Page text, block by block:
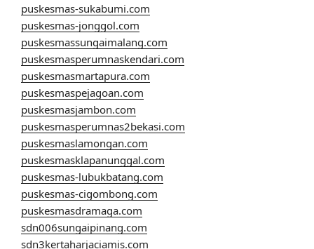
puskesmas-sukabumi.com
puskesmas-jonggol.com
puskesmassungaimalang.com
puskesmasperumnaskendari.com
puskesmasmartapura.com
puskesmaspejagoan.com
puskesmasjambon.com
puskesmasperumnas2bekasi.com
puskesmaslamongan.com
puskesmasklapanunggal.com
puskesmas-lubukbatang.com
puskesmas-cigombong.com
puskesmasdramaga.com
sdn006sungaipinang.com
sdn3kertaharjaciamis.com